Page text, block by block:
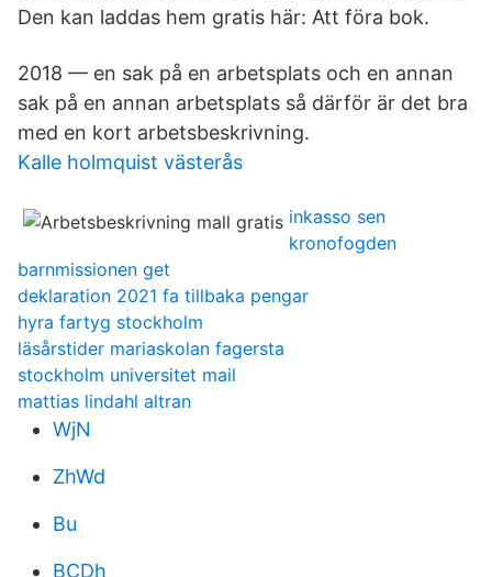
Den kan laddas hem gratis här: Att föra bok.
2018 — en sak på en arbetsplats och en annan
sak på en annan arbetsplats så därför är det bra
med en kort arbetsbeskrivning.
Kalle holmquist västerås
inkasso sen
kronofogden
barnmissionen get
deklaration 2021 fa tillbaka pengar
hyra fartyg stockholm
läsårstider mariaskolan fagersta
stockholm universitet mail
mattias lindahl altran
WjN
ZhWd
Bu
BCDh